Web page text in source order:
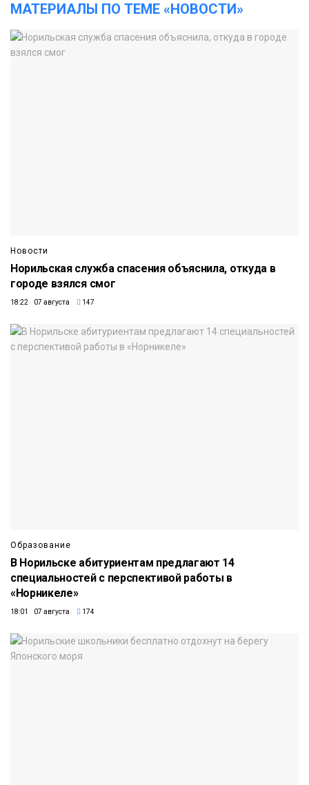
МАТЕРИАЛЫ ПО ТЕМЕ «НОВОСТИ»
Новости
Норильская служба спасения объяснила, откуда в
городе взялся смог
18:22 07 августа 147
Образование
В Норильске абитуриентам предлагают 14
специальностей с перспективой работы в
«Норникеле»
18:01 07 августа 174